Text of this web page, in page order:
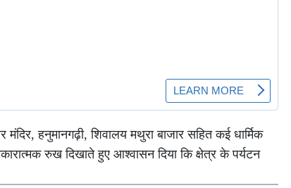
मंदिर, हनुमानगढ़ी, शिवालय मथुरा बाजार सहित कई धार्मिक
रुख दिखाते हुए आश्वासन दिया कि क्षेत्र के पर्यटन